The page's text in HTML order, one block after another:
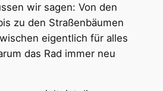
wir sagen: Von den
zu den Straßenbäumen
eigentlich für alles
das Rad immer neu